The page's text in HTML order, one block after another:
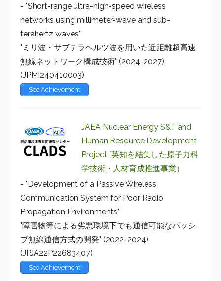
- "Short-range ultra-high-speed wireless
networks using millimeter-wave and sub-
terahertz waves"
"ミリ波・サブテラヘルツ波を用いた近距離超高速
無線ネットワーク構成技術" (2024-2027)
(JPMI240410003)
See Achievement
JAEA Nuclear Energy S&T and
Human Resource Development
Project (英知を結集した原子力科
学技術・人材育成推進事業）
- "Development of a Passive Wireless
Communication System for Poor Radio
Propagation Environments"
"障害物等による劣悪環境下でも通信可能なパッシ
ブ無線通信方式の開発" (2022-2024)
(JPJA22P22683407)
See Achievement